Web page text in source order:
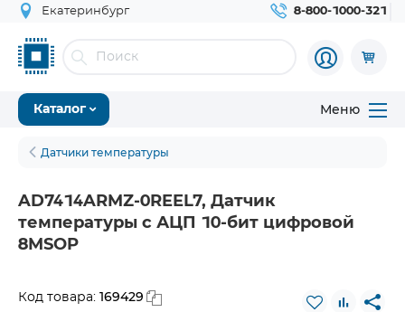
Екатеринбург 8-800-1000-321
Каталог Меню
Датчики температуры
AD7414ARMZ-0REEL7, Датчик
температуры с АЦП 10-бит цифровой
8MSOP
Код товара: 169429